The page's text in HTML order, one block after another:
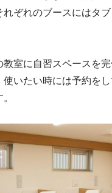
れぞれのブースにはタ
教室に自習スペースを
使いたい時には予約を